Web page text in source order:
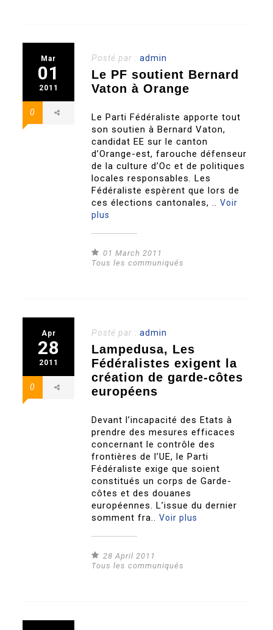
Mar
01
2011
0
Posté par :admin
Le PF soutient Bernard
Vaton à Orange
Le Parti Fédéraliste apporte tout
son soutien à Bernard Vaton,
candidat EE sur le canton
d’Orange-est, farouche défenseur
de la culture d’Oc et de politiques
locales responsables. Les
Fédéraliste espèrent que lors de
ces élections cantonales, ..Voir
plus
01 March 2011
Tous les communiqués
Apr
28
2011
0
Posté par :admin
Lampedusa, Les
Fédéralistes exigent la
création de garde-côtes
européens
Devant l’incapacité des Etats à
prendre des mesures efficaces
concernant le contrôle des
frontières de l’UE, le Parti
Fédéraliste exige que soient
constitués un corps de Garde-
côtes et des douanes
européennes. L’issue du dernier
somment fra..Voir plus
28 April 2011
Tous les communiqués